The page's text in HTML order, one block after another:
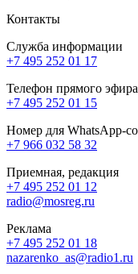
Контакты
Служба информации
+7 495 252 01 17
Телефон прямого эфира
+7 495 252 01 15
Номер для WhatsApp-
+7 966 032 58 32
Приемная, редакция
+7 495 252 01 12
radio@mosreg.ru
Реклама
+7 495 252 01 18
nazarenko_as@radio1.ru